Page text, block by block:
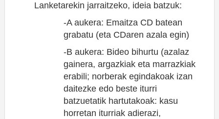
Lanketarekin jarraitzeko, ideia batzuk:
-A aukera: Emaitza CD batean
grabatu (eta CDaren azala egin)
-B aukera: Bideo bihurtu (azalaz
gainera, argazkiak eta marrazkiak
erabili; norberak egindakoak izan
daitezke edo beste iturri
batzuetatik hartutakoak: kasu
horretan iturriak adierazi,